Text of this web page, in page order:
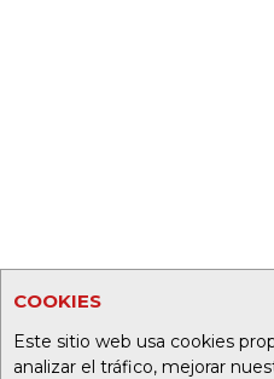
COOKIES
Este sitio web usa cookies
analizar el tráfico, mejorar